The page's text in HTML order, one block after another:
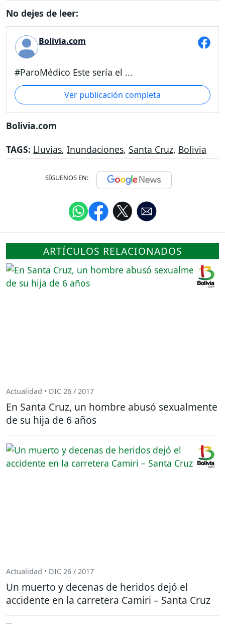
No dejes de leer:
Bolivia.com
#ParoMédico Este sería el ...
Ver publicación completa
Bolivia.com
TAGS: Lluvias, Inundaciones, Santa Cruz, Bolivia
SÍGUENOS EN:
ARTÍCULOS RELACIONADOS
Actualidad • DIC 26 / 2017
En Santa Cruz, un hombre abusó sexualmente
de su hija de 6 años
Actualidad • DIC 26 / 2017
Un muerto y decenas de heridos dejó el
accidente en la carretera Camiri – Santa Cruz